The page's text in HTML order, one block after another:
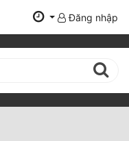
Đăng nhập